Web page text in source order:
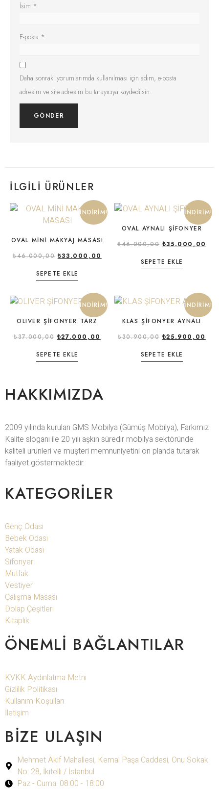
İsim *
E-posta *
Daha sonraki yorumlarımda kullanılması için adım, e-posta
adresim ve site adresim bu tarayıcıya kaydedilsin.
İLGILI ÜRÜNLER
İNDIRIM!
OVAL MİNİ MAKYAJ MASASI
₺46.000,00 ₺33.000,00
SEPETE EKLE
İNDIRIM!
OVAL AYNALI ŞİFONYER
₺46.000,00 ₺35.000,00
SEPETE EKLE
İNDIRIM!
OLIVER ŞİFONYER TARZ
₺37.000,00 ₺27.000,00
SEPETE EKLE
İNDIRIM!
KLAS ŞİFONYER AYNALI
₺30.900,00 ₺25.900,00
SEPETE EKLE
HAKKIMIZDA
2009 yılında kurulan GMS Mobilya (Gümüş Mobilya), Farkımız
Kalite sloganı ile 20 yılı aşkın süredir mobilya sektöründe
kaliteli ürünleri ve müşteri memnuniyetini ön planda tutarak
faaliyet göstermektedir.
KATEGORILER
Genç Odası
Bebek Odası
Yatak Odası
Sifonyer
Mutfak
Vestiyer
Çalışma Masası
Dolap Çeşitleri
Kitaplık
ÖNEMLI BAĞLANTILAR
KVKK Aydınlatma Metni
Gizlilik Politikası
Kullanım Koşulları
İletişim
BIZE ULAŞIN
Mehmet Akif Mahallesi, Kemal Paşa Caddesi, Onu Sokak
No: 28, İkitelli / İstanbul
Paz - Cuma: 08:00 - 18:00